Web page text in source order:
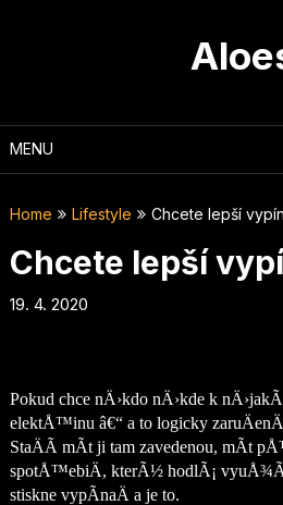
MENU
Home Lifestyle Chcete lepší
Chcete lepší
19. 4. 2020
Pokud chce nÄ›kdo nÄ›kde k
elektÅ™inu â€“ a to logicky
StaÄÃ­ mÃ­t ji tam zavedenou, mÃ­t
spotÅ™ebiÄ, kterÃ½ hodlÃ¡
stiskne vypÃ­naÄ a je to.